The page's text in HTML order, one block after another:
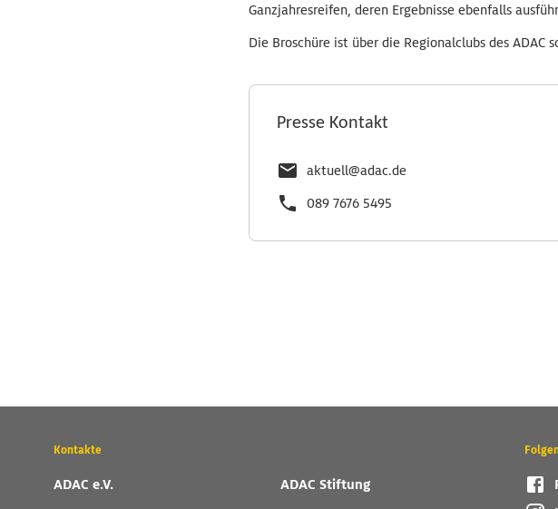
Ganzjahresreifen, deren Ergebnisse ebenfalls
Die Broschüre ist über die Regionalclubs des ADAC
Presse Kontakt
aktuell@adac.de
089 7676 5495
Wichtige
und
Kontakte
ADAC e.V. ADAC Stiftung